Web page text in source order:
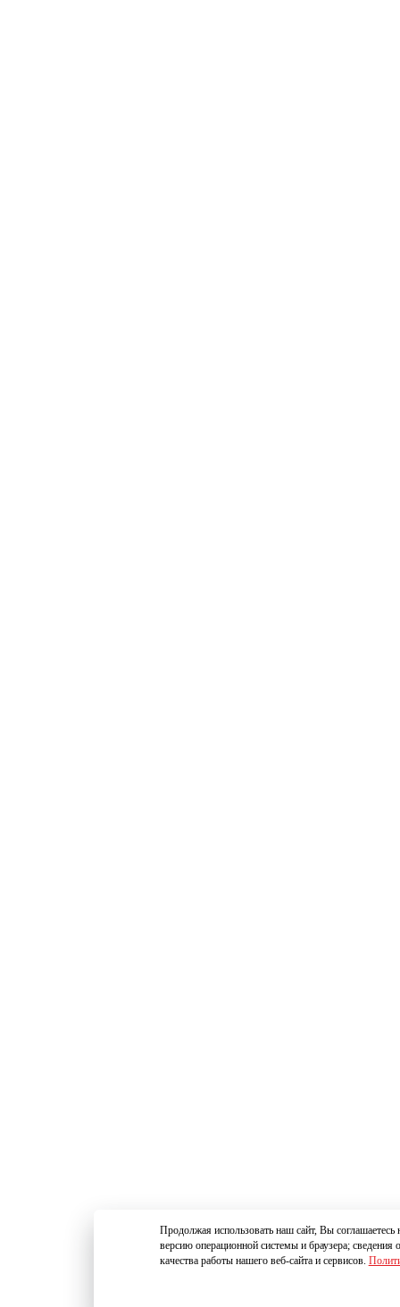
Продолжая использовать наш сайт, Вы
версию операционной системы и браузера;
качества работы нашего веб-сайта и сервисов.